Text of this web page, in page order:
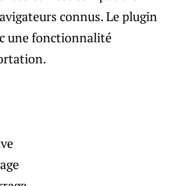
connus. Le plugin
une fonctionnalité